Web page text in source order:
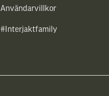
Användarvillkor
#Interjaktfamily